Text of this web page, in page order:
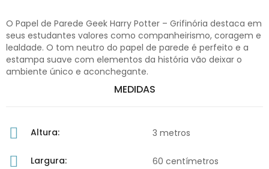
O Papel de Parede Geek Harry Potter – Grifinória destaca em
seus estudantes valores como companheirismo, coragem e
lealdade. O tom neutro do papel de parede é perfeito e a
estampa suave com elementos da história vão deixar o
ambiente único e aconchegante.
MEDIDAS
Altura: 3 metros
Largura: 60 centímetros